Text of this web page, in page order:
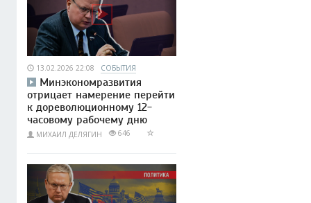
13.02.2026 22:08 СОБЫТИЯ
Минэкономразвития
отрицает намерение перейти
к дореволюционному 12-
часовому рабочему дню
МИХАИЛ ДЕЛЯГИН 646